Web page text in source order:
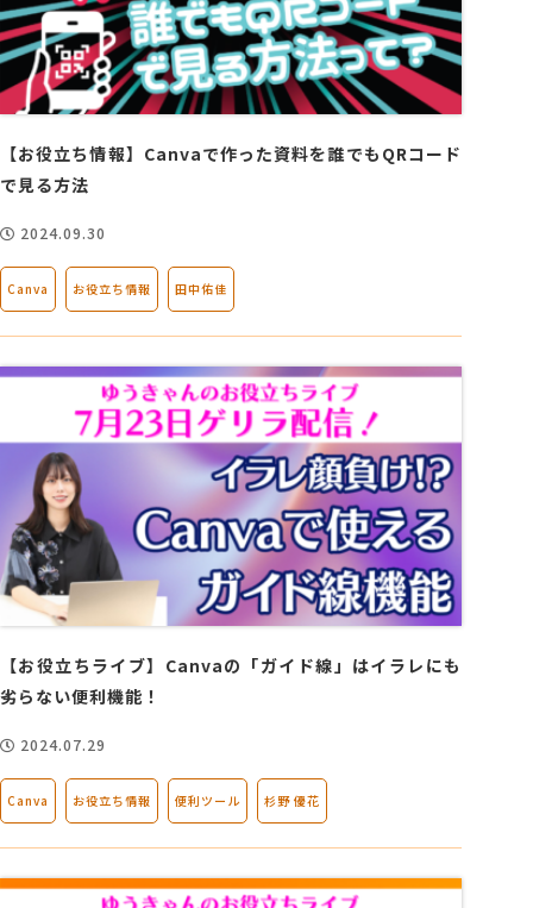
【お役立ち情報】Canvaで作った資料を誰でもQRコード
で見る方法
2024.09.30
Canva お役立ち情報 田中佑佳
【お役立ちライブ】Canvaの「ガイド線」はイラレにも
劣らない便利機能！
2024.07.29
Canva お役立ち情報 便利ツール 杉野 優花